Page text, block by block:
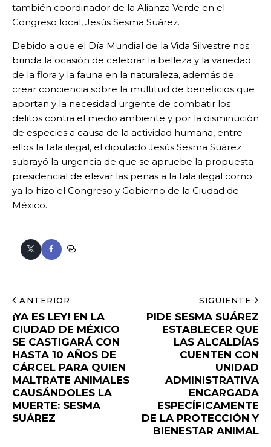
también coordinador de la Alianza Verde en el
Congreso local, Jesús Sesma Suárez.
Debido a que el Día Mundial de la Vida Silvestre nos
brinda la ocasión de celebrar la belleza y la variedad
de la flora y la fauna en la naturaleza, además de
crear conciencia sobre la multitud de beneficios que
aportan y la necesidad urgente de combatir los
delitos contra el medio ambiente y por la disminución
de especies a causa de la actividad humana, entre
ellos la tala ilegal, el diputado Jesús Sesma Suárez
subrayó la urgencia de que se apruebe la propuesta
presidencial de elevar las penas a la tala ilegal como
ya lo hizo el Congreso y Gobierno de la Ciudad de
México.
ANTERIOR
¡YA ES LEY! EN LA
CIUDAD DE MÉXICO
SE CASTIGARÁ CON
HASTA 10 AÑOS DE
CÁRCEL PARA QUIEN
MALTRATE ANIMALES
CAUSÁNDOLES LA
MUERTE: SESMA
SUÁREZ
SIGUIENTE
PIDE SESMA SUÁREZ
ESTABLECER QUE
LAS ALCALDÍAS
CUENTEN CON
UNIDAD
ADMINISTRATIVA
ENCARGADA
ESPECÍFICAMENTE
DE LA PROTECCIÓN Y
BIENESTAR ANIMAL